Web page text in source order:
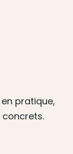
pratique,